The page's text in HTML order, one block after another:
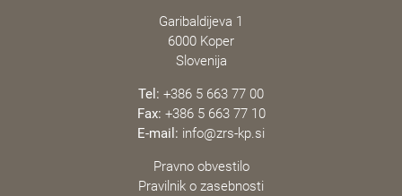
Garibaldijeva 1
6000 Koper
Slovenija
Tel: +386 5 663 77 00
Fax: +386 5 663 77 10
E-mail: info@zrs-kp.si
Pravno obvestilo
Pravilnik o zasebnosti